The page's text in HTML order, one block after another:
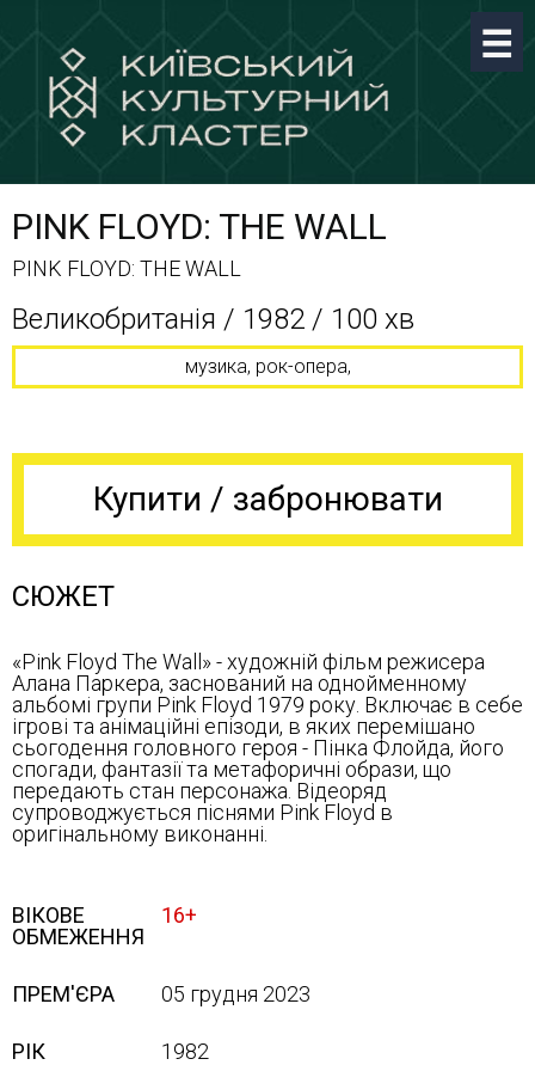
PINK FLOYD: THE WALL
PINK FLOYD: THE WALL
Великобританія / 1982 / 100 хв
музика, рок-опера,
Купити / забронювати
СЮЖЕТ
«Pink Floyd The Wall» - художній фільм режисера
Алана Паркера, заснований на однойменному
альбомі групи Pink Floyd 1979 року. Включає в себе
ігрові та анімаційні епізоди, в яких перемішано
сьогодення головного героя - Пінка Флойда, його
спогади, фантазії та метафоричні образи, що
передають стан персонажа. Відеоряд
супроводжується піснями Pink Floyd в
оригінальному виконанні.
ВІКОВЕ
ОБМЕЖЕННЯ
16+
ПРЕМ'ЄРА 05 грудня 2023
РІК 1982